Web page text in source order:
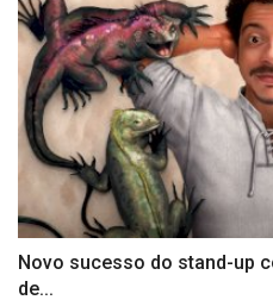
Novo sucesso do stand-up
de...